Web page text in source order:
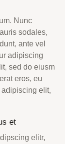
Nunc
sodales,
ante vel
adipiscing
sed do eiusm
eros, eu
elit,
et
elitr,